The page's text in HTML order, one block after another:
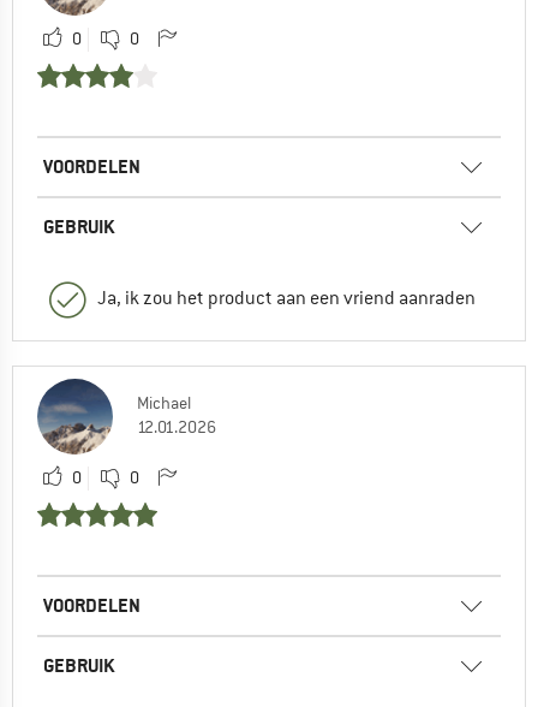
0 0
VOORDELEN
GEBRUIK
Ja, ik zou het product aan een vriend aanraden
Michael
12.01.2026
0 0
VOORDELEN
GEBRUIK